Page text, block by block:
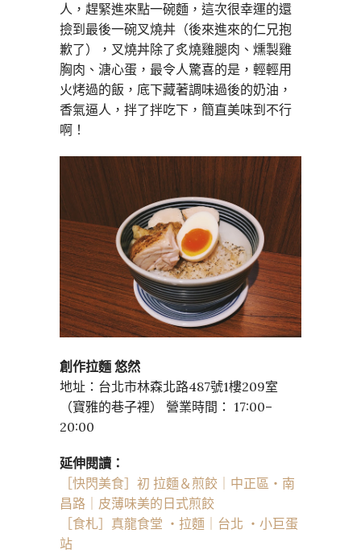
人，趕緊進來點一碗麵，這次很幸運的還
撿到最後一碗叉燒丼（後來進來的仁兄抱
歉了），叉燒丼除了炙燒雞腿肉、燻製雞
胸肉、溏心蛋，最令人驚喜的是，輕輕用
火烤過的飯，底下藏著調味過後的奶油，
香氣逼人，拌了拌吃下，簡直美味到不行
啊！
創作拉麵 悠然
地址：台北市林森北路487號1樓209室
（寶雅的巷子裡） 營業時間： 17:00–
20:00
延伸閱讀：
［快閃美食］初 拉麵＆煎餃｜中正區・南
昌路｜皮薄味美的日式煎餃
［食札］真龍食堂 ・拉麵｜台北 ・小巨蛋
站